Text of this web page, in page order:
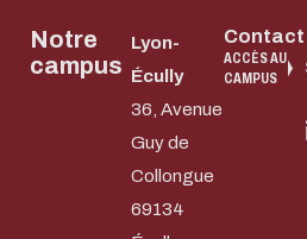
Notre
campus
Lyon-
Écully
36, Avenue
Guy de
Collongue
69134
Contact
ACCÈS AU
CAMPUS